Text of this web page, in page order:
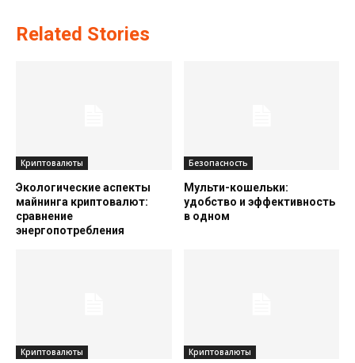
Related Stories
Криптовалюты
Экологические аспекты
майнинга криптовалют:
сравнение
энергопотребления
Безопасность
Мульти-кошельки:
удобство и эффективность
в одном
Криптовалюты Криптовалюты